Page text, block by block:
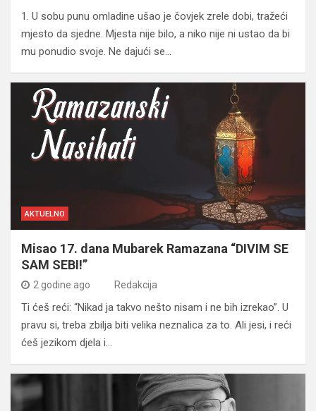
1. U sobu punu omladine ušao je čovjek zrele dobi, tražeći
mjesto da sjedne. Mjesta nije bilo, a niko nije ni ustao da bi
mu ponudio svoje. Ne dajući se…
AKTUELNO
Misao 17. dana Mubarek Ramazana “DIVIM SE
SAM SEBI!”
2 godine ago Redakcija
Ti ćeš reći: “Nikad ja takvo nešto nisam i ne bih izrekao”. U
pravu si, treba zbilja biti velika neznalica za to. Ali jesi, i reći
ćeš jezikom djela i…